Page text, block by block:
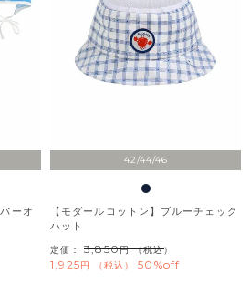
ーオ
42/44/46
【モダールコットン】ブルーチェック
ハット
定価： 3,850 （税込）
1,925 税込 50%off